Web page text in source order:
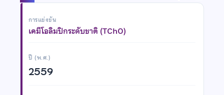
การแข่งขัน
เคมีโอลิมปิกระดับชาติ (TChO)
ปี (พ.ศ.)
2559